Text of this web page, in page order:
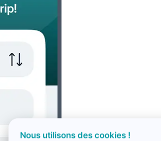
Nous utilisons des cookies !